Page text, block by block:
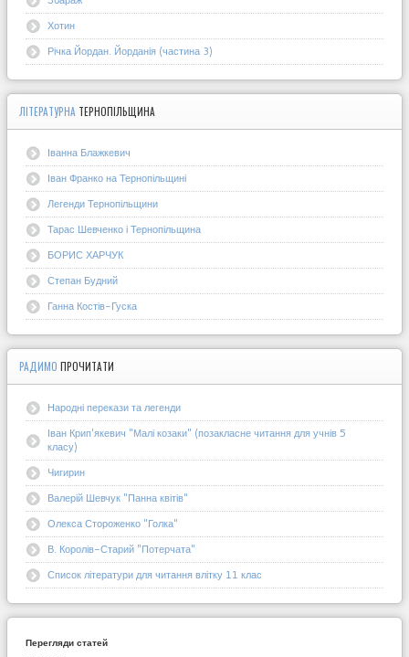
Хотин
Річка Йордан. Йорданія (частина 3)
ЛІТЕРАТУРНА ТЕРНОПІЛЬЩИНА
Іванна Блажкевич
Іван Франко на Тернопільщині
Легенди Тернопільщини
Тарас Шевченко і Тернопільщина
БОРИС ХАРЧУК
Степан Будний
Ганна Костів-Гуска
РАДИМО ПРОЧИТАТИ
Народні перекази та легенди
Іван Крип'якевич "Малі козаки" (позакласне читання для учнів 5
класу)
Чигирин
Валерій Шевчук "Панна квітів"
Олекса Стороженко "Голка"
В. Королів-Старий "Потерчата"
Список літератури для читання влітку 11 клас
Перегляди статей